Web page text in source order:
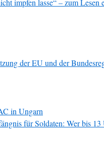
impfen lasse“ – zum Lesen
der EU und der
in Ungarn
für Soldaten: Wer bis